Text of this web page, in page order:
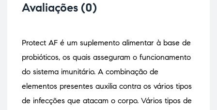
Avaliações (0)
Protect AF é um suplemento alimentar à base de
probióticos, os quais asseguram o funcionamento
do sistema imunitário. A combinação de
elementos presentes auxilia contra os vários tipos
de infecções que atacam o corpo. Vários tipos de